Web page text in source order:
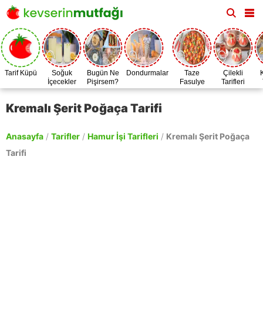
Tarif Küpü
Soğuk
İçecekler
Bugün Ne
Pişirsem?
Dondurmalar
Taze
Fasulye
Zamanı
Çilekli
Tarifleri
Kremalı Şerit Poğaça Tarifi
Anasayfa / Tarifler / Hamur İşi Tarifleri / Kremalı Şerit Poğaça
Tarifi